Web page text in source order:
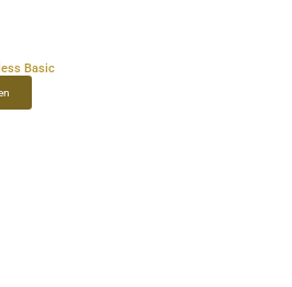
Basic